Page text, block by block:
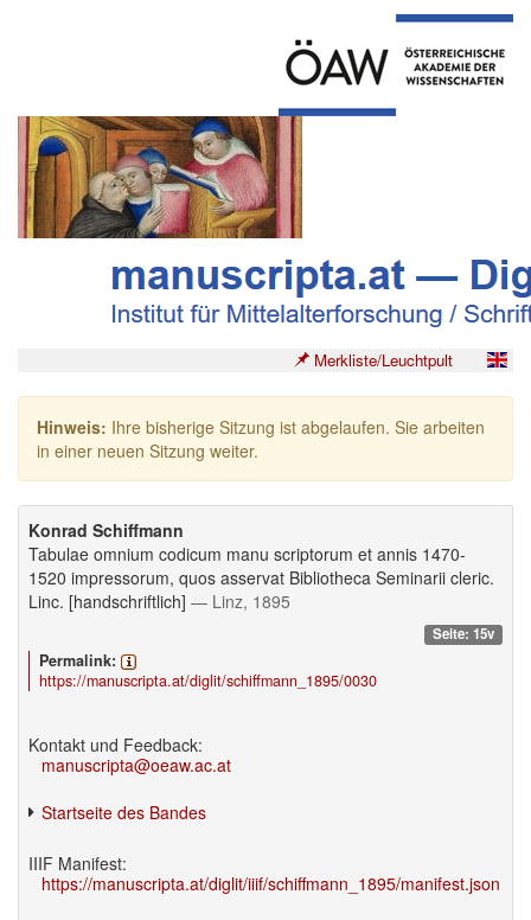
Merkliste/Leuchtpult
Hinweis: Ihre bisherige Sitzung ist abgelaufen. Sie arbeiten
in einer neuen Sitzung weiter.
Konrad Schiffmann
Tabulae omnium codicum manu scriptorum et annis 1470-
1520 impressorum, quos asservat Bibliotheca Seminarii cleric.
Linc. [handschriftlich] — Linz, 1895
Seite: 15v
Permalink:
https://manuscripta.at/diglit/schiffmann_1895/0030
Kontakt und Feedback:
manuscripta@oeaw.ac.at
Startseite des Bandes
IIIF Manifest:
https://manuscripta.at/diglit/iiif/schiffmann_1895/manifest.json